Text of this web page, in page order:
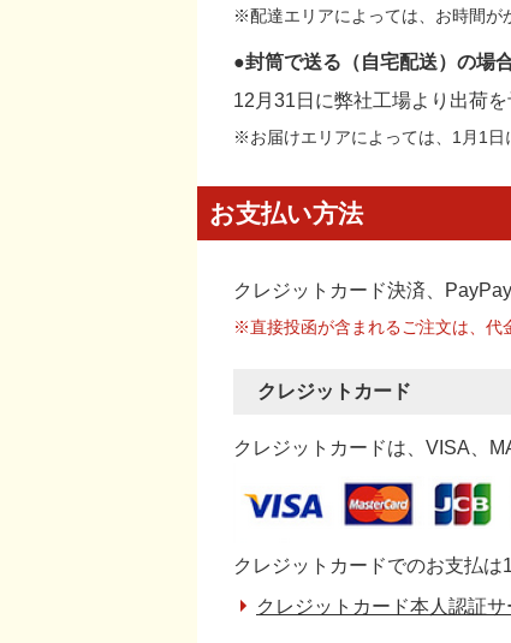
※配達エリアによっては、お時間が
●封筒で送る（自宅配送）の場
12月31日に弊社工場より出荷を
※お届けエリアによっては、1月1日
お支払い方法
クレジットカード決済、
※直接投函が含まれるご注文は、代
クレジットカード
クレジットカードは、VISA、
クレジットカードでのお支払は
クレジットカード本人認証